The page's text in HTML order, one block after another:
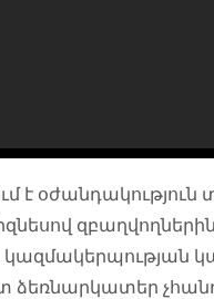
է օժանդակություն
ձեռնարկատեր